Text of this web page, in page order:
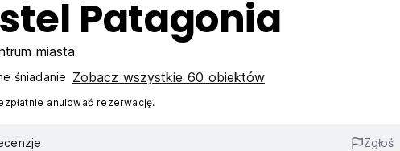
Patagonia
miasta
śniadanie‎ Zobacz wszystkie 60 obiektów
anulować rezerwację.
Zgłoś